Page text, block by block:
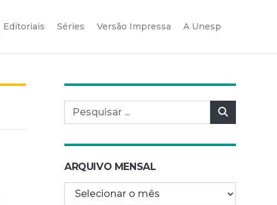
Editoriais Séries Versão Impressa A Unesp
Pesquisar por:
ARQUIVO MENSAL
Arquivo mensal